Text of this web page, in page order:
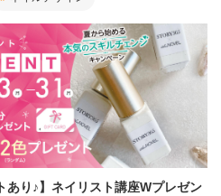
あり♪】ネイリスト講座Wプレゼン